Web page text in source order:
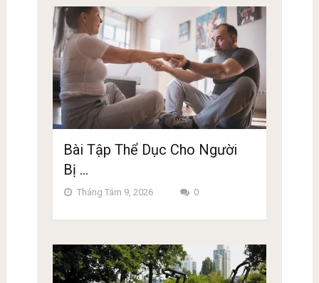
Bài Tập Thể Dục Cho Người
Bị …
Tháng Tám 9, 2026 0